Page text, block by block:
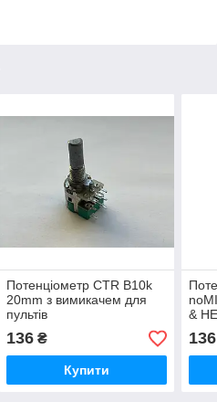
Потенціометр CTR B10k
20mm з вимикачем для
пультів
136₴
Купити
&
136